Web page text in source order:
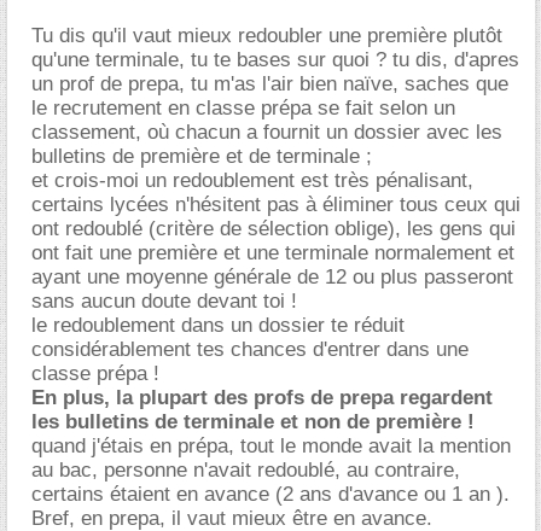
Tu dis qu'il vaut mieux redoubler une première plutôt
qu'une terminale, tu te bases sur quoi ? tu dis, d'apres
un prof de prepa, tu m'as l'air bien naïve, saches que
le recrutement en classe prépa se fait selon un
classement, où chacun a fournit un dossier avec les
bulletins de première et de terminale ;
et crois-moi un redoublement est très pénalisant,
certains lycées n'hésitent pas à éliminer tous ceux qui
ont redoublé (critère de sélection oblige), les gens qui
ont fait une première et une terminale normalement et
ayant une moyenne générale de 12 ou plus passeront
sans aucun doute devant toi !
le redoublement dans un dossier te réduit
considérablement tes chances d'entrer dans une
classe prépa !
En plus, la plupart des profs de prepa regardent
les bulletins de terminale et non de première !
quand j'étais en prépa, tout le monde avait la mention
au bac, personne n'avait redoublé, au contraire,
certains étaient en avance (2 ans d'avance ou 1 an ).
Bref, en prepa, il vaut mieux être en avance.